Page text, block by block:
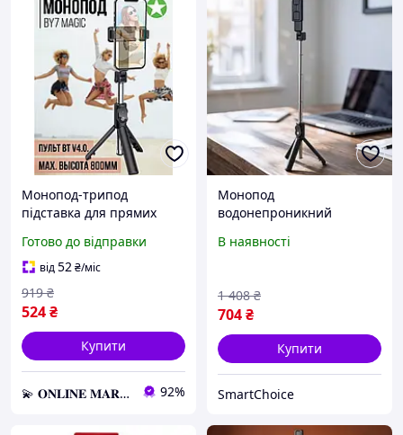
Монопод-трипод
підставка для прямих
телефонів 3,5-6,7 дюймів
BOROFONE BY7, Селфі-
палиця
Готово до відправки
від52₴/міс
524₴
919 ₴
Купити
💫 𝐎𝐍𝐋𝐈𝐍𝐄 𝐌𝐀𝐑𝐊𝐄𝐓 💫 – Актуальні товари за найвигіднішими цінами! 92%
Монопод
водонепроникний
кільцевої лампи, Стійка-
трипод, ZLT
В наявності
704₴
1 408 ₴
Купити
SmartChoice